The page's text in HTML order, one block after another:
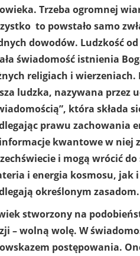
Trzeba ogromnej
to powstało samo
dowodów. Ludzkość
świadomość istnienia
religiach i
ludzka, nazywana przez
która składa
prawu zachowania
kwantowe w niej
i mogą wrócić
i energia kosmosu, jak i
określonym zasadom.
stworzony na
– wolną wolę. W
postępowania.